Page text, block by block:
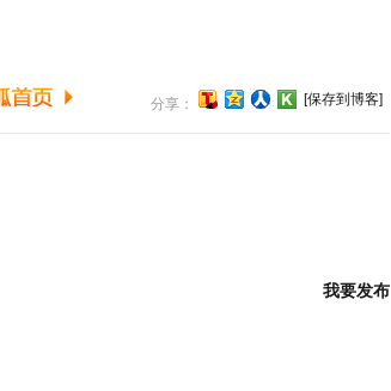
分享： [保存到博客]
我要发布